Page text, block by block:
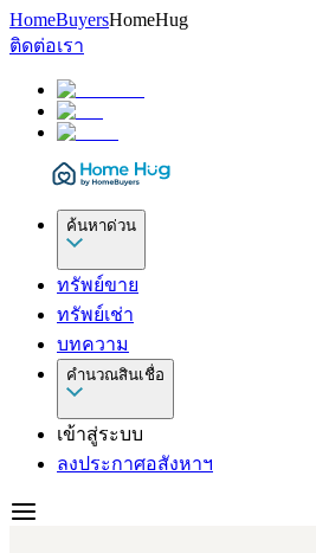
HomeBuyersHomeHug
ติดต่อเรา
ค้นหาด่วน
ทรัพย์ขาย
ทรัพย์เช่า
บทความ
คำนวณสินเชื่อ
เข้าสู่ระบบ
ลงประกาศอสังหาฯ